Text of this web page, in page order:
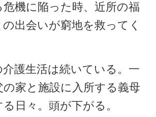
機に陥った時、近所の福
出会いが窮地を救ってく
護生活は続いている。一
の家と施設に入所する義母
日々。頭が下がる。